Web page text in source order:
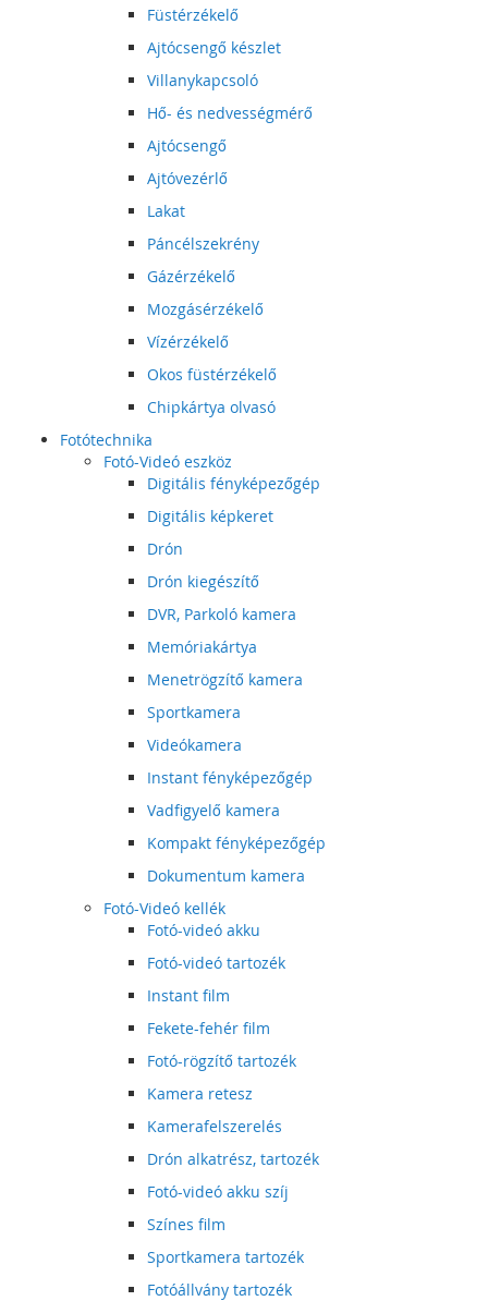
Füstérzékelő
Ajtócsengő készlet
Villanykapcsoló
Hő- és nedvességmérő
Ajtócsengő
Ajtóvezérlő
Lakat
Páncélszekrény
Gázérzékelő
Mozgásérzékelő
Vízérzékelő
Okos füstérzékelő
Chipkártya olvasó
Fotótechnika
Fotó-Videó eszköz
Digitális fényképezőgép
Digitális képkeret
Drón
Drón kiegészítő
DVR, Parkoló kamera
Memóriakártya
Menetrögzítő kamera
Sportkamera
Videókamera
Instant fényképezőgép
Vadfigyelő kamera
Kompakt fényképezőgép
Dokumentum kamera
Fotó-Videó kellék
Fotó-videó akku
Fotó-videó tartozék
Instant film
Fekete-fehér film
Fotó-rögzítő tartozék
Kamera retesz
Kamerafelszerelés
Drón alkatrész, tartozék
Fotó-videó akku szíj
Színes film
Sportkamera tartozék
Fotóállvány tartozék